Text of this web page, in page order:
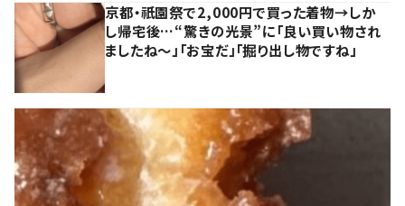
京都・祇園祭で2,000円で買った着物→しか
し帰宅後…“驚きの光景”に「良い買い物され
ましたね～」「お宝だ」「掘り出し物ですね」